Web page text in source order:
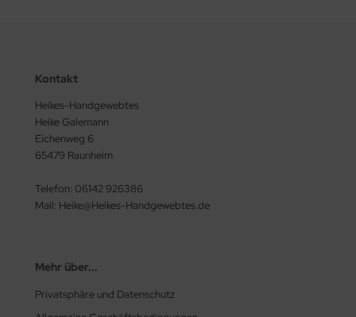
Kontakt
Heikes-Handgewebtes
Heike Galemann
Eichenweg 6
65479 Raunheim
Telefon: 06142 926386
Mail: Heike@Heikes-Handgewebtes.de
Mehr über...
Privatsphäre und Datenschutz